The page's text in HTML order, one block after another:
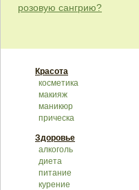
розовую сангрию?
Красота
косметика
макияж
маникюр
прическа
Здоровье
алкоголь
диета
питание
курение